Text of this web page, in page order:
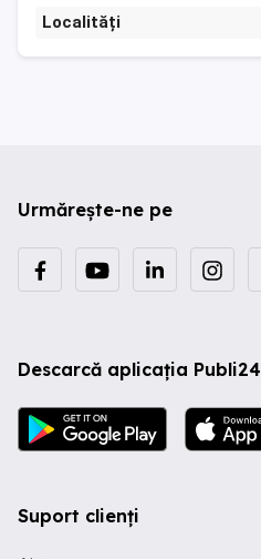
Localități
Urmărește-ne pe
Descarcă aplicația Publi24
Suport clienți